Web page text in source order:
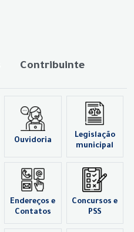
Contribuinte
Ouvidoria
Legislação
municipal
Endereços e
Contatos
Concursos e
PSS